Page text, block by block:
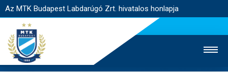
Az MTK Budapest Labdarúgó Zrt. hivatalos honlapja